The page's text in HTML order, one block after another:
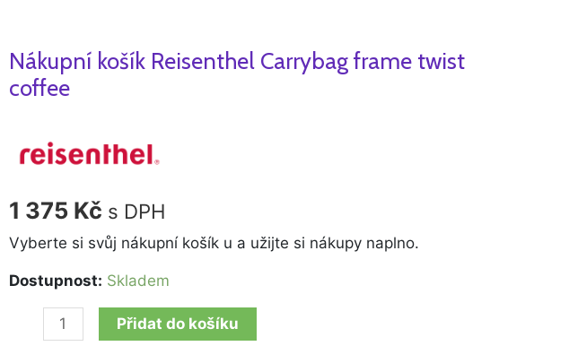
Nákupní košík Reisenthel Carrybag frame twist
coffee
1 375 Kč s DPH
Vyberte si svůj nákupní košík u a užijte si nákupy naplno.
Dostupnost: Skladem
Nákupní
košík
frame
twist
množství
Přidat do košíku